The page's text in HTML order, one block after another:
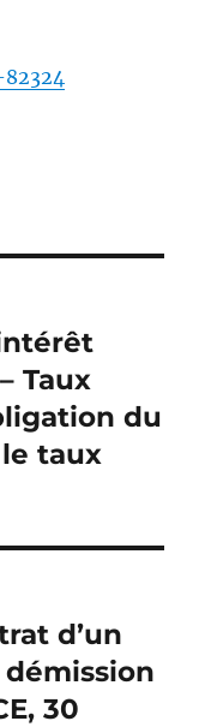
82324
Taux
du
taux
d’un
30